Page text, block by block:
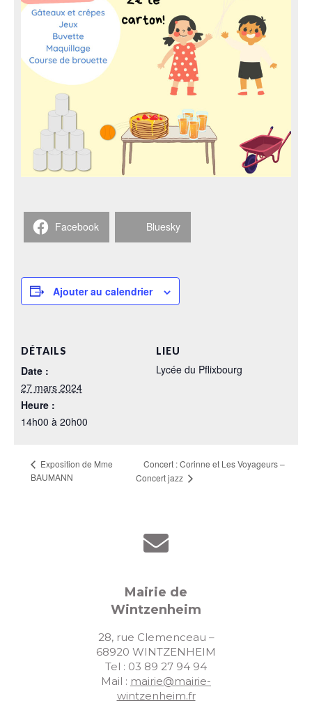
Facebook Bluesky
Ajouter au calendrier
DÉTAILS
Date :
27 mars 2024
Heure :
14h00 à 20h00
LIEU
Lycée du Pflixbourg
Exposition de Mme
BAUMANN
Concert : Corinne et Les Voyageurs –
Concert jazz
Mairie de
Wintzenheim
28, rue Clemenceau –
68920 WINTZENHEIM
Tel : 03 89 27 94 94
Mail : mairie@mairie-
wintzenheim.fr